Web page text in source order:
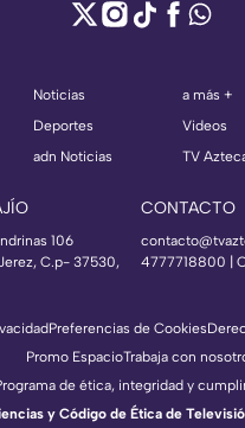
Noticias
Deportes
adn Noticias
a más +
Videos
TV
106
C.p- 37530,
CONTACTO
4777718800 |
Preferencias de Cookies
Promo EspacioTrabaja con
de ética, integridad y
y Código de Ética de